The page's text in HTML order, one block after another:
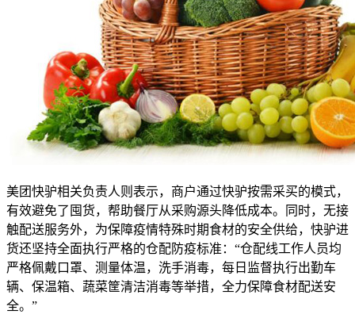
美团快驴相关负责人则表示，商户通过快驴按需采买的模式，
有效避免了囤货，帮助餐厅从采购源头降低成本。同时，无接
触配送服务外，为保障疫情特殊时期食材的安全供给，快驴进
货还坚持全面执行严格的仓配防疫标准：“仓配线工作人员均
严格佩戴口罩、测量体温，洗手消毒，每日监督执行出勤车
辆、保温箱、蔬菜筐清洁消毒等举措，全力保障食材配送安
全。”